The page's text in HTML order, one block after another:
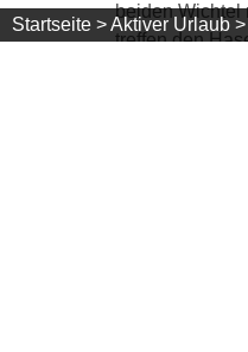
beiden Wichtel
treffen den
Startseite >Aktiver Urlaub >